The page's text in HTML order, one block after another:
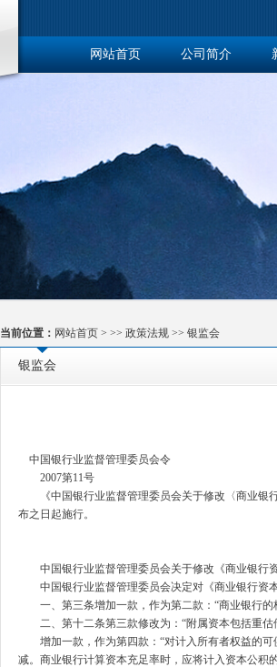
网站首页 公司简介
当前位置： 网站首页 > >> 政策法规 >> 银监会
银监会
中国银行业监督管理委员会令
2007第11号
《中国银行业监督管理委员会关于修改〈商业银
布之日起施行。
中国银行业监督管理委员会关于修改《商业银行
中国银行业监督管理委员会决定对《商业银行资
一、第三条增加一款，作为第二款： “商业银行的
二、第十二条第三款修改为： “附属资本包括重估
增加一款，作为第四款： “对计入所有者权益的
减。商业银行计算资本充足率时，应将计入资本公积